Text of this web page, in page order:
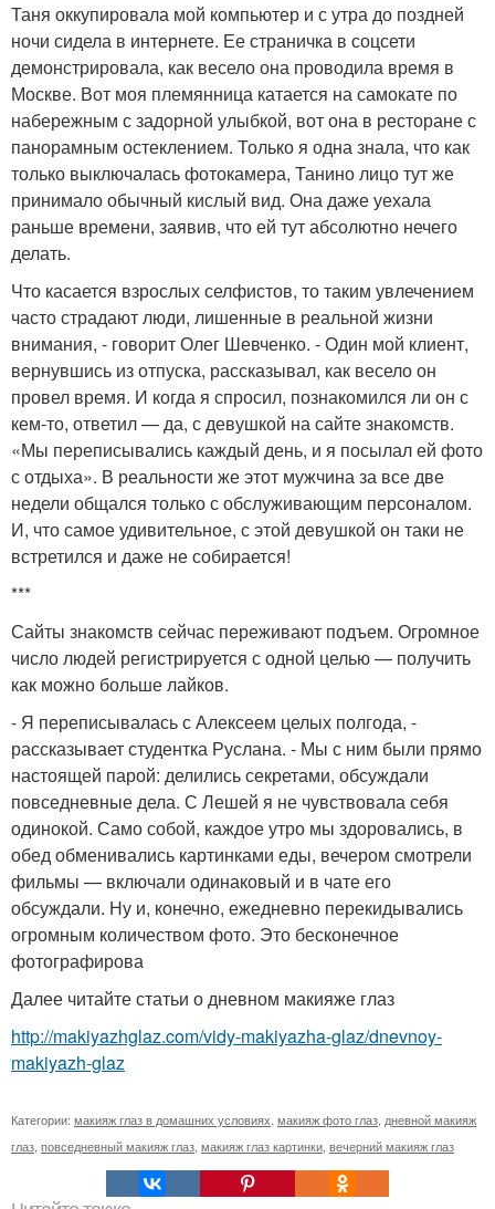
Таня оккупировала мой компьютер и с утра до поздней
ночи сидела в интернете. Ее страничка в соцсети
демонстрировала, как весело она проводила время в
Москве. Вот моя племянница катается на самокате по
набережным с задорной улыбкой, вот она в ресторане с
панорамным остеклением. Только я одна знала, что как
только выключалась фотокамера, Танино лицо тут же
принимало обычный кислый вид. Она даже уехала
раньше времени, заявив, что ей тут абсолютно нечего
делать.
Что касается взрослых селфистов, то таким увлечением
часто страдают люди, лишенные в реальной жизни
внимания, - говорит Олег Шевченко. - Один мой клиент,
вернувшись из отпуска, рассказывал, как весело он
провел время. И когда я спросил, познакомился ли он с
кем-то, ответил — да, с девушкой на сайте знакомств.
«Мы переписывались каждый день, и я посылал ей фото
с отдыха». В реальности же этот мужчина за все две
недели общался только с обслуживающим персоналом.
И, что самое удивительное, с этой девушкой он таки не
встретился и даже не собирается!
***
Сайты знакомств сейчас переживают подъем. Огромное
число людей регистрируется с одной целью — получить
как можно больше лайков.
- Я переписывалась с Алексеем целых полгода, -
рассказывает студентка Руслана. - Мы с ним были прямо
настоящей парой: делились секретами, обсуждали
повседневные дела. С Лешей я не чувствовала себя
одинокой. Само собой, каждое утро мы здоровались, в
обед обменивались картинками еды, вечером смотрели
фильмы — включали одинаковый и в чате его
обсуждали. Ну и, конечно, ежедневно перекидывались
огромным количеством фото. Это бесконечное
фотографирова
Далее читайте статьи о дневном макияже глаз
http://makiyazhglaz.com/vidy-makiyazha-glaz/dnevnoy-
makiyazh-glaz
Категории: макияж глаз в домашних условиях макияж фото глаз дневной макияж
глаз повседневный макияж глаз макияж глаз картинки вечерний макияж глаз